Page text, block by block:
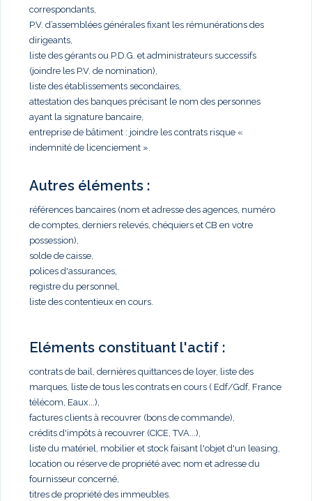
correspondants,
P.V. d’assemblées générales fixant les rémunérations des
dirigeants,
liste des gérants ou P.D.G. et administrateurs successifs
(joindre les P.V. de nomination),
liste des établissements secondaires,
attestation des banques précisant le nom des personnes
ayant la signature bancaire,
entreprise de bâtiment : joindre les contrats risque «
indemnité de licenciement ».
Autres éléments :
références bancaires (nom et adresse des agences, numéro
de comptes, derniers relevés, chéquiers et CB en votre
possession),
solde de caisse,
polices d'assurances,
registre du personnel,
liste des contentieux en cours.
Eléments constituant l'actif :
contrats de bail, dernières quittances de loyer, liste des
marques, liste de tous les contrats en cours ( Edf/Gdf, France
télécom, Eaux...),
factures clients à recouvrer (bons de commande),
crédits d'impôts à recouvrer (CICE, TVA...),
liste du matériel, mobilier et stock faisant l'objet d'un leasing,
location ou réserve de propriété avec nom et adresse du
fournisseur concerné,
titres de propriété des immeubles.